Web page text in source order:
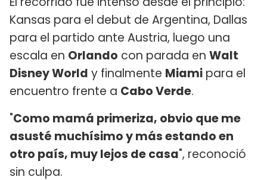
Kansas para el debut de Argentina, Dallas
para el partido ante Austria, luego una
escala en Orlando con parada en Walt
Disney World y finalmente Miami para el
encuentro frente a Cabo Verde.
"Como mamá primeriza, obvio que me
asusté muchísimo y más estando en
otro país, muy lejos de casa", reconoció
sin culpa.